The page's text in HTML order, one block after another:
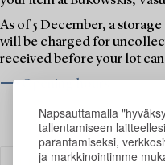
Napsauttamalla
tallentamiseen
parantamiseksi,
ja markkinointimme
As of 5 December, a
will be charged for
received before your lot
⟶ Opening hours